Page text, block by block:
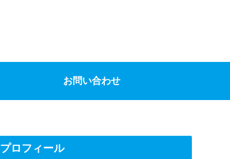
お問い合わせ
プロフィール